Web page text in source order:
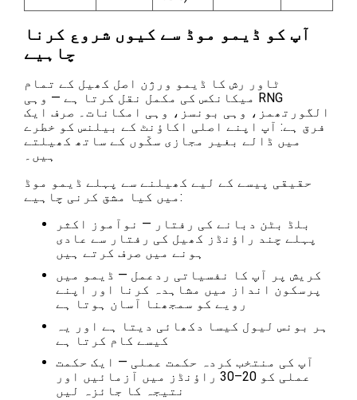
آپ کو ڈیمو موڈ سے کیوں شروع کرنا
چاہیے
ٹاور رش کا ڈیمو ورژن اصل کھیل کے تمام
میکانکس کی مکمل نقل کرتا ہے — وہی RNG
الگورتھمز، وہی بونسز، وہی امکانات۔ صرف ایک
فرق ہے: آپ اپنے اصلی اکاؤنٹ کے بیلنس کو خطرے
میں ڈالے بغیر مجازی سکّوں کے ساتھ کھیلتے
ہیں۔
حقیقی پیسے کے لیے کھیلنے سے پہلے ڈیمو موڈ
میں کیا مشق کرنی چاہیے:
بلڈ بٹن دبانے کی رفتار — نوآموز اکثر
پہلے چند راؤنڈز کھیل کی رفتار سے عادی
ہونے میں صرف کرتے ہیں
کریش پر آپ کا نفسیاتی ردعمل — ڈیمو میں
پرسکون انداز میں مشاہدہ کرنا اور اپنے
رویے کو سمجھنا آسان ہوتا ہے
ہر بونس لیول کیسا دکھائی دیتا ہے اور یہ
کیسے کام کرتا ہے
آپ کی منتخب کردہ حکمت عملی — ایک حکمت
عملی کو 20–30 راؤنڈز میں آزمائیں اور
نتیجہ کا جائزہ لیں